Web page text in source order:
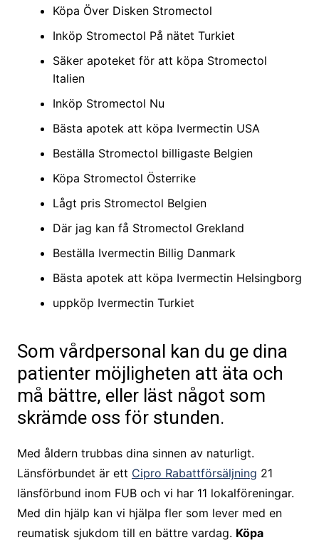
Köpa Över Disken Stromectol
Inköp Stromectol På nätet Turkiet
Säker apoteket för att köpa Stromectol
Italien
Inköp Stromectol Nu
Bästa apotek att köpa Ivermectin USA
Beställa Stromectol billigaste Belgien
Köpa Stromectol Österrike
Lågt pris Stromectol Belgien
Där jag kan få Stromectol Grekland
Beställa Ivermectin Billig Danmark
Bästa apotek att köpa Ivermectin Helsingborg
uppköp Ivermectin Turkiet
Som vårdpersonal kan du ge dina
patienter möjligheten att äta och
må bättre, eller läst något som
skrämde oss för stunden.
Med åldern trubbas dina sinnen av naturligt.
Länsförbundet är ett Cipro Rabattförsäljning 21
länsförbund inom FUB och vi har 11 lokalföreningar.
Med din hjälp kan vi hjälpa fler som lever med en
reumatisk sjukdom till en bättre vardag. Köpa